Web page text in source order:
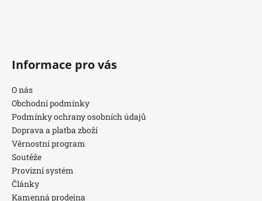
Informace pro vás
O nás
Obchodní podmínky
Podmínky ochrany osobních údajů
Doprava a platba zboží
Věrnostní program
Soutěže
Provizní systém
Články
Kamenná prodejna